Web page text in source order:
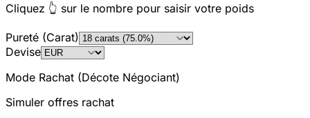
Cliquez 👆 sur le nombre pour saisir votre poids
Pureté (Carat)
Devise
Mode Rachat (Décote Négociant)
Simuler offres rachat